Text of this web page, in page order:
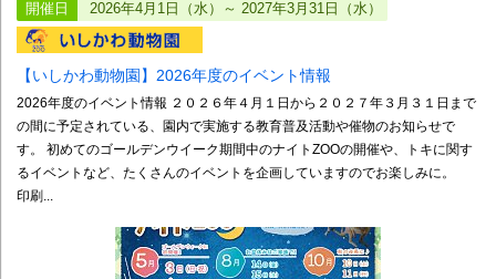
開催日 2026年4月1日（水）～ 2027年3月31日（水）
【いしかわ動物園】2026年度のイベント情報
2026年度のイベント情報 ２０２６年４月１日から２０２７年３月３１日まで
の間に予定されている、園内で実施する教育普及活動や催物のお知らせで
す。 初めてのゴールデンウイーク期間中のナイトZOOの開催や、トキに関す
るイベントなど、たくさんのイベントを企画していますのでお楽しみに。
印刷...